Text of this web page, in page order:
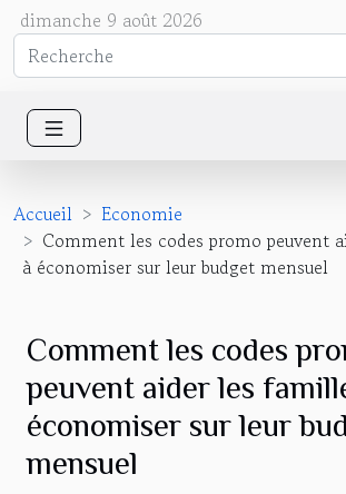
dimanche 9 août 2026
Accueil
Economie
Comment les codes promo peuvent
à économiser sur leur budget mensuel
Comment les codes
peuvent aider les
économiser sur leur
mensuel